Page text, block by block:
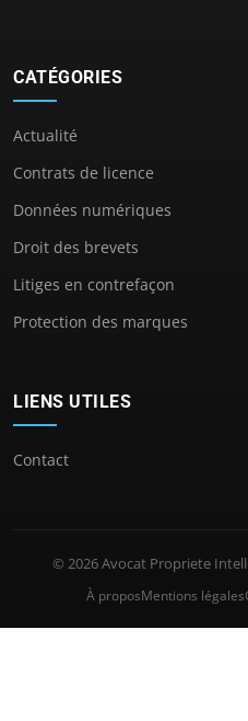
CATÉGORIES
Actualité
Contrats de licence
Données numériques
Droit des brevets
Litiges en contrefaçon
Protection des marques
LIENS UTILES
Contact
© 2026 Avocat Propriete
À proposMentions légales